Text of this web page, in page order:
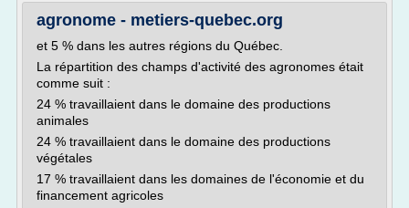
agronome - metiers-quebec.org
et 5 % dans les autres régions du Québec.
La répartition des champs d'activité des agronomes était
comme suit :
24 % travaillaient dans le domaine des productions
animales
24 % travaillaient dans le domaine des productions
végétales
17 % travaillaient dans les domaines de l'économie et du
financement agricoles